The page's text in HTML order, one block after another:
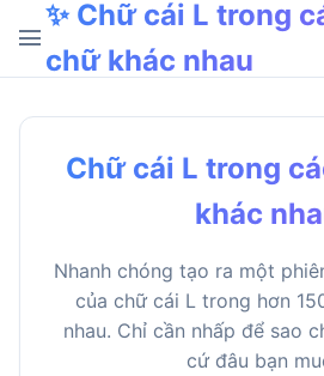
menu
✨ Chữ cái L trong
chữ khác nhau
Chữ cái L trong
khác
Nhanh chóng tạo ra một
của chữ cái L trong hơn
nhau. Chỉ cần nhấp để sao
cứ đâu bạn